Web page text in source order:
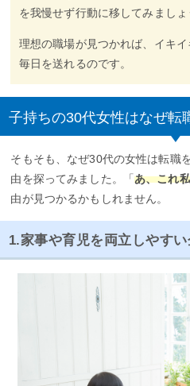
を我慢せず行動に移してみましょ
理想の職場が見つかれば、イキ
毎日を送れるのです。
子持ちの30代女性はなぜ転
そもそも、なぜ30代の女性は転職
由を探ってみました。「あ、これ
由が見つかるかもしれません。
1.家事や育児を両立しやす